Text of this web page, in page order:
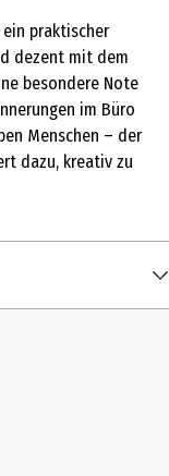
praktischer
dezent mit dem
besondere Note
im Büro
Menschen – der
dazu, kreativ zu